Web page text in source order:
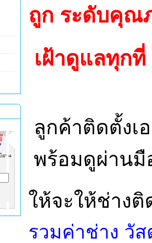
ถูก ระดับคุณ
เฝ้าดูแลทุก
ลูกค้าติดตั้งเ
พร้อมดูผ่านมื
ให้จะให้ช่าง
รวมค่าช่าง วั